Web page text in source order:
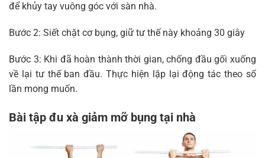
để khủy tay vuông góc với sàn nhà.
Bước 2: Siết chặt cơ bụng, giữ tư thế này khoảng 30 giây
Bước 3: Khi đã hoàn thành thời gian, chống đầu gối xuống
về lại tư thế ban đầu. Thực hiện lặp lại động tác theo số
lần mong muốn.
Bài tập đu xà giảm mỡ bụng tại nhà